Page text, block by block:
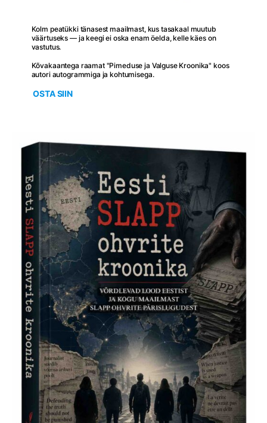
Kolm peatükki tänasest maailmast, kus tasakaal muutub
väärtuseks — ja keegi ei oska enam öelda, kelle käes on
vastutus.
Kõvakaantega raamat "Pimeduse ja Valguse Kroonika" koos
autori autogrammiga ja kohtumisega.
OSTA SIIN